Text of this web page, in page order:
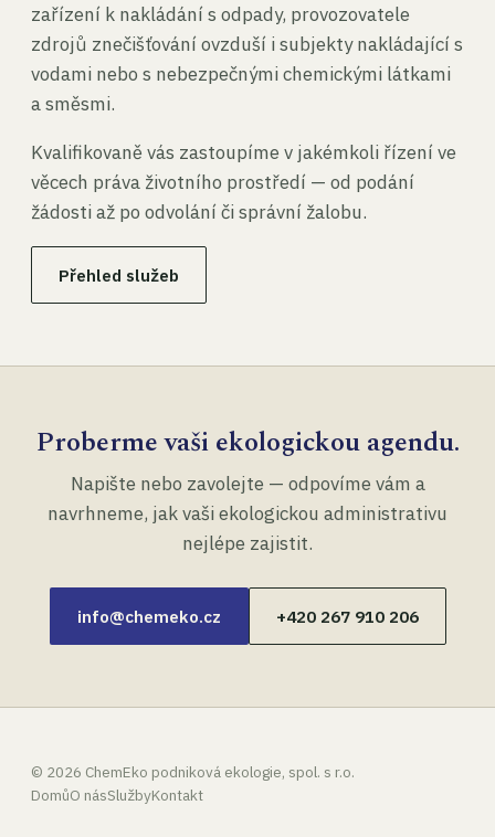
zařízení k nakládání s odpady, provozovatele
zdrojů znečišťování ovzduší i subjekty nakládající s
vodami nebo s nebezpečnými chemickými látkami
a směsmi.
Kvalifikovaně vás zastoupíme v jakémkoli řízení ve
věcech práva životního prostředí — od podání
žádosti až po odvolání či správní žalobu.
Přehled služeb
Proberme vaši ekologickou agendu.
Napište nebo zavolejte — odpovíme vám a
navrhneme, jak vaši ekologickou administrativu
nejlépe zajistit.
info@chemeko.cz +420 267 910 206
© 2026 ChemEko podniková ekologie, spol. s r.o.
DomůO násSlužbyKontakt